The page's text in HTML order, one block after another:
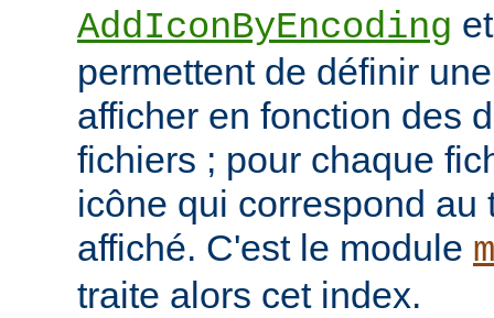
AddIconByEncoding
permettent de définir
afficher en fonction des
fichiers ; pour chaque
icône qui correspond au
affiché. C'est le module
traite alors cet index.